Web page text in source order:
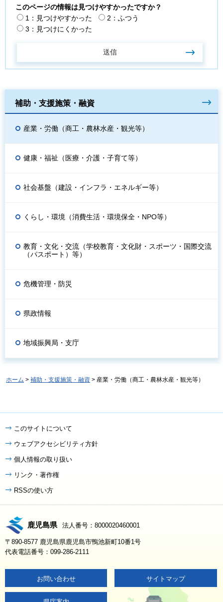
このページの情報は見つけやすかったですか？
1：見つけやすかった
2：ふつう
3：見つけにくかった
補助・支援施策・融資
産業・労働（商工・農林水産・観光等）
健康・福祉（医療・介護・子育て等）
社会基盤（建設・インフラ・エネルギー等）
くらし・環境（消費生活・環境保全・NPO等）
教育・文化・交流（学校教育・文化財・スポーツ・国際交流
（パスポート）等）
危機管理・防災
県政情報
地域振興局・支庁
ホーム > 補助・支援施策・融資 > 産業・労働（商工・農林水産・観光等）
このサイトについて
ウェブアクセシビリティ方針
個人情報の取り扱い
リンク・著作権
RSSの使い方
鹿児島県 法人番号：8000020460001
〒890-8577 鹿児島県鹿児島市鴨池新町10番1号
代表電話番号：099-286-2111
お問い合わせ サイトマップ